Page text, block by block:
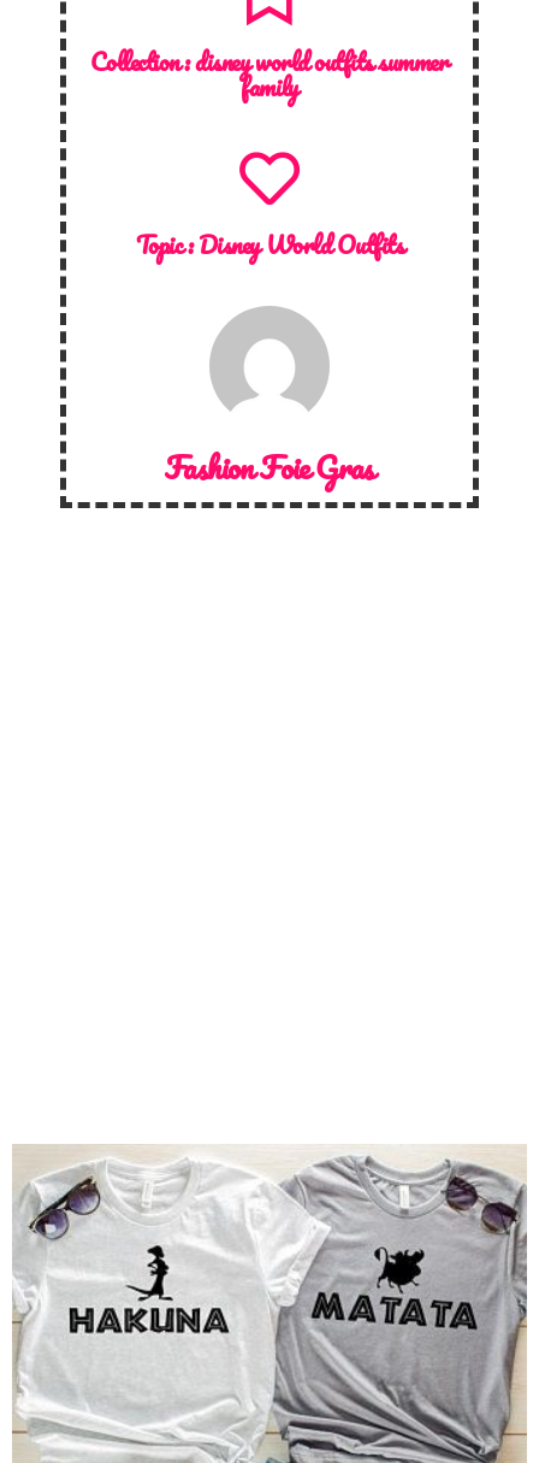
Collection :disney world outfits summer
family
Topic :Disney World Outfits
Fashion Foie Gras